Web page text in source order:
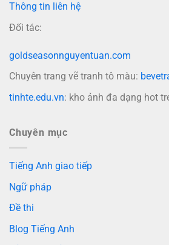
Thông tin liên hệ
Đối tác:
goldseasonnguyentuan.com
Chuyên trang vẽ tranh tô màu:
tinhte.edu.vn: kho ảnh đa dạng hot
Chuyên mục
Tiếng Anh giao tiếp
Ngữ pháp
Đề thi
Blog Tiếng Anh